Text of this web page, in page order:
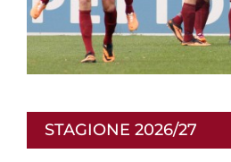
STAGIONE 2026/27